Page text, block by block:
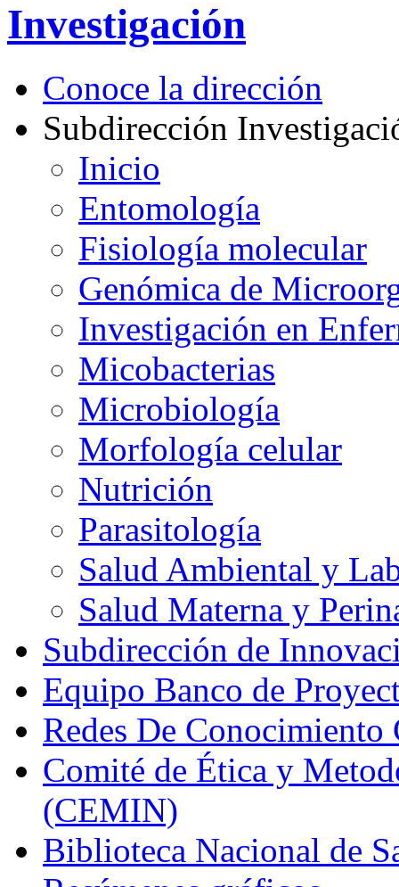
Investigación
Conoce la dirección
Subdirección
Inicio
Entomología
Fisiología molecular
Genómica de
Investigación en
Micobacterias
Microbiología
Morfología celular
Nutrición
Parasitología
Salud Ambiental y
Salud Materna y
Subdirección de
Equipo Banco de
Redes De
Comité de Ética y
(CEMIN)
Biblioteca Nacional de